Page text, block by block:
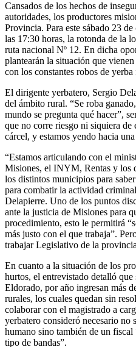
Cansados de los hechos de
autoridades, los productores
Provincia. Para este sábado 23
las 17:30 horas, la rotonda de la
ruta nacional Nº 12. En dicha
plantearán la situación que
con los constantes robos de yerba
El dirigente yerbatero, Sergio
del ámbito rural. “Se roba
mundo se pregunta qué hacer”,
que no corre riesgo ni siquiera de
cárcel, y estamos yendo hacia
“Estamos articulando con el
Misiones, el INYM, Rentas y los
los distintos municipios para
para combatir la actividad
Delapierre. Uno de los puntos
ante la justicia de Misiones para
procedimiento, esto le permitirá
más justo con el que trabaja”.
trabajar Legislativo de la
En cuanto a la situación de los
hurtos, el entrevistado detalló
Eldorado, por año ingresan más
rurales, los cuales quedan sin
colaborar con el magistrado a
yerbatero consideró necesario no
humano sino también de un fiscal
tipo de bandas”.